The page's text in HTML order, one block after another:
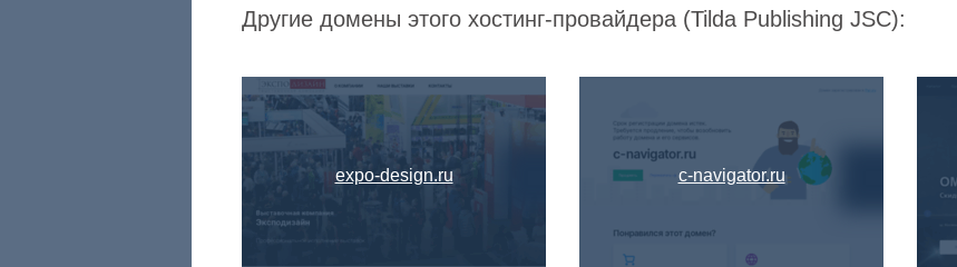
Другие домены этого хостинг-провайдера (Tilda Publishing JSC):
expo-design.ru c-navigator.ru